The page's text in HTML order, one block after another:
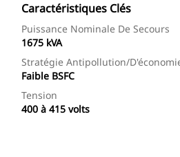
Caractéristiques Clés
Puissance Nominale De Secours
1675 kVA
Stratégie Antipollution/
Faible BSFC
Tension
400 à 415 volts